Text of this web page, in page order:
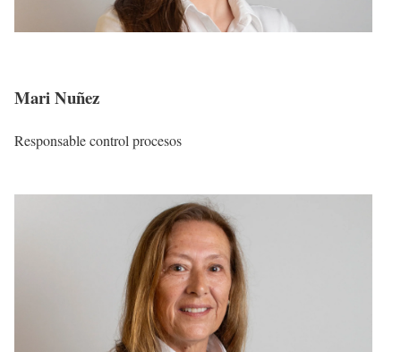
Mari Nuñez
Responsable control procesos